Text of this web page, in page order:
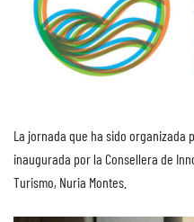
La jornada que ha sido organizada
inaugurada por la Consellera de
Turismo, Nuria Montes.